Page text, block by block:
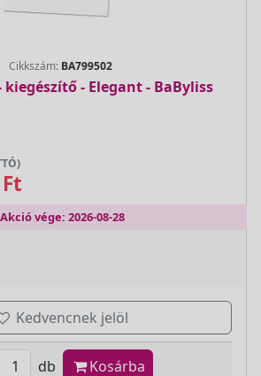
Cikkszám: BA799502
kiegészítő - Elegant - BaByliss
Akció vége: 2026-08-28
Kedvencnek jelöl
db Kosárba